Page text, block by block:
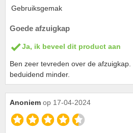
Gebruiksgemak
Goede afzuigkap
Ja, ik beveel dit product aan
Ben zeer tevreden over de
beduidend minder.
Anoniem op 17-04-2024